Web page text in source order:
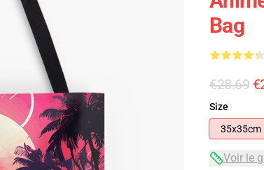
Bag
€28.69
Size
35x35cm
Voir le